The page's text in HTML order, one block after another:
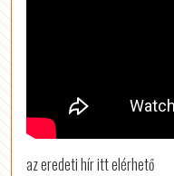
az eredeti hír itt elérhető